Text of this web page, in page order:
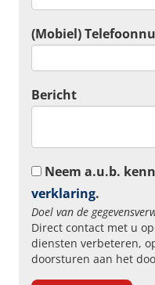
(Mobiel)
Bericht
Neem a.u.b.
verklaring.
Doel van de
Direct contact met u
diensten verbeteren,
doorsturen aan het